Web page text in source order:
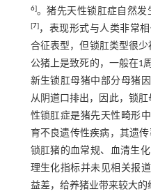
6]。猪先天性锁肛症自然发
[7]，表现形式与人类非常
合征表型，但锁肛类型很
公猪上是致死的，一般在1
新生锁肛母猪中部分母猪
从阴道口排出，因此，锁肛
性锁肛症是猪先天性畸形
育不良遗传性疾病，其遗传
锁肛猪的血常规、血清生
理生化指标并未见相关报
益差，给养猪业带来较大的